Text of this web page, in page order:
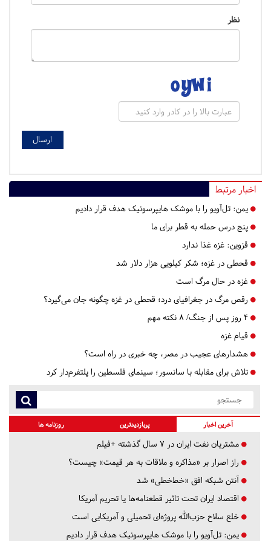
نظر
اخبار مرتبط
یمن: تل‌آویو را با موشک هایپرسونیک هدف قرار دادیم
پنج درس‌ حمله به قطر برای ما
قزوین: غزه غذا ندارد
قحطی در غزه؛ شکر کیلویی هزار دلار شد
غزه در حال مرگ است
رقص مرگ در جغرافیای درد؛ قحطی در غزه چگونه جان می‌گیرد؟
۴ روز پس از جنگ/ ۸ نکته مهم
قیام غزه
هشدارهای عجیب در مصر، چه خبری در راه است؟
تلاش برای مقابله با سانسور؛ سینمای فلسطین را پلتفرم‌دار کرد
آخرین اخبار پربازدیدترین روزنامه ها
مشتریان نفت ایران در ۷ سال گذشته +فیلم
راز اصرار بر «مذاکره و ملاقات به هر قیمت» چیست؟
آنتن شبکه افق «خط‌خطی» شد
اقتصاد ایران تحت تاثیر قطعنامه‌ها یا تحریم‌ آمریکا
خلع سلاح حزب‌الله پروژه‌ای تحمیلی و آمریکایی است
یمن: تل‌آویو را با موشک هایپرسونیک هدف قرار دادیم